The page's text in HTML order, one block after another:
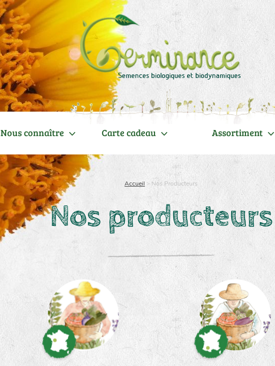
Nous connaître Carte cadeau Assortiment
Accueil > Nos Producteurs
Nos producteurs